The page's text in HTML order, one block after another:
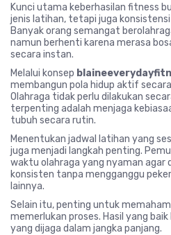
Kunci utama keberhasilan fitness
jenis latihan, tetapi juga
Banyak orang semangat
namun berhenti karena merasa
secara instan.
Melalui konsep
membangun pola hidup aktif
Olahraga tidak perlu dilakukan
terpenting adalah menjaga
tubuh secara rutin.
Menentukan jadwal latihan yang
juga menjadi langkah penting.
waktu olahraga yang nyaman agar
konsisten tanpa mengganggu
lainnya.
Selain itu, penting untuk
memerlukan proses. Hasil yang
yang dijaga dalam jangka panjang.